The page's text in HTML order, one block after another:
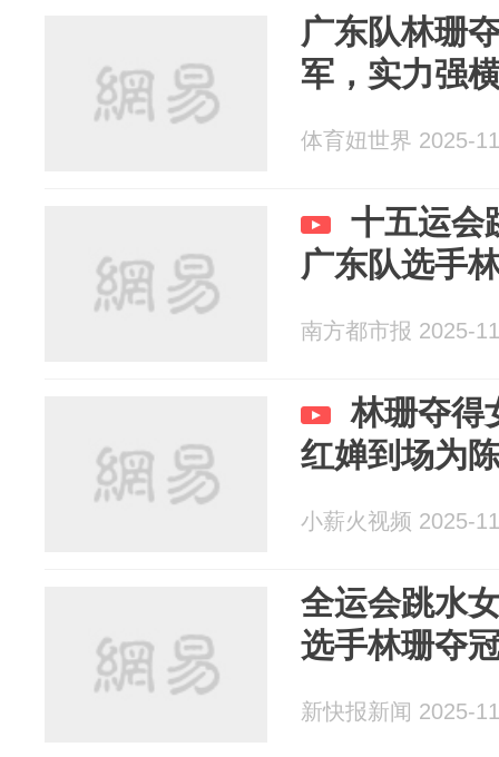
广东队林珊
军，实力强
体育妞世界 2025-
十五运会
广东队选手
南方都市报 2025-
林珊夺得
红婵到场为
小薪火视频 2025-
全运会跳水
选手林珊夺
新快报新闻 2025-